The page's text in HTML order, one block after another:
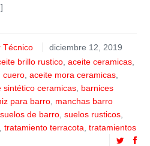
Técnico
diciembre 12, 2019
brillo rustico aceite ceramicas
cuero aceite mora ceramicas
sintético ceramicas barnices
para barro manchas barro
suelos de barro suelos rusticos
tratamiento terracota tratamientos